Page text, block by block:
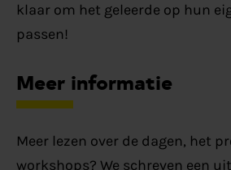
klaar om het geleerde op hun
passen!
Meer informatie
Meer lezen over de dagen, het
workshops? We schreven een